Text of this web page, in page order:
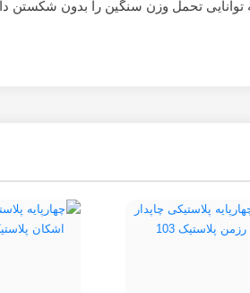
توانایی تحمل وزن سنگین را بدون شکستن